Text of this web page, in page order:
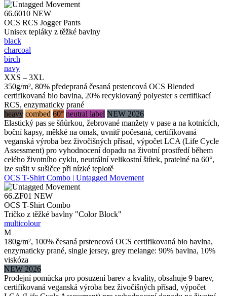
66.6010 NEW
OCS RCS Jogger Pants
Unisex tepláky z těžké bavlny
black
charcoal
birch
navy
XXS – 3XL
350g/m², 80% předepraná česaná prstencová OCS Blended
certifikovaná bio bavlna, 20% recyklovaný polyester s certifikací
RCS, enzymaticky prané
heavy combed 60° neutral label NEW 2026
Elastický pas se šňůrkou, žebrované manžety v pase a na kotnících,
boční kapsy, měkké na omak, uvnitř počesaná, certifikovaná
veganská výroba bez živočišných přísad, výpočet LCA (Life Cycle
Assessment) pro vyhodnocení dopadu na životní prostředí během
celého životního cyklu, neutrální velikostní štítek, pratelné na 60°,
lze sušit v sušičce při nízké teplotě
OCS T-Shirt Combo | Untagged Movement
66.ZF01 NEW
OCS T-Shirt Combo
Tričko z těžké bavlny "Color Block"
multicolour
M
180g/m², 100% česaná prstencová OCS certifikovaná bio bavlna,
enzymaticky prané, single jersey, grey melange: 90% bavlna, 10%
viskóza
NEW 2026
Prodejní pomůcka pro posuzení barev a kvality, obsahuje 9 barev,
certifikovaná veganská výroba bez živočišných přísad, výpočet